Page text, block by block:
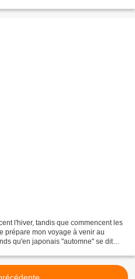
l'hiver, tandis que commencent les
prépare mon voyage à venir au
qu'en japonais "automne" se dit